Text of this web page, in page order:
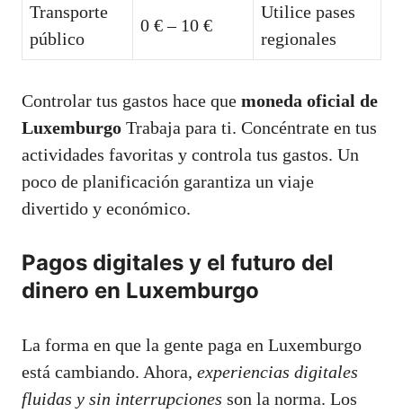
Transporte
público
0 € – 10 €
Utilice pases
regionales
Controlar tus gastos hace que moneda oficial de
Luxemburgo Trabaja para ti. Concéntrate en tus
actividades favoritas y controla tus gastos. Un
poco de planificación garantiza un viaje
divertido y económico.
Pagos digitales y el futuro del
dinero en Luxemburgo
La forma en que la gente paga en Luxemburgo
está cambiando. Ahora, experiencias digitales
fluidas y sin interrupciones son la norma. Los